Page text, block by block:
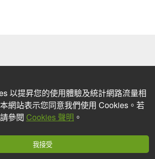
以提昇您的使用體驗及統計網路流量相
網站表示您同意我們使用 Cookies。若
參閱 Cookies 聲明 。
我接受